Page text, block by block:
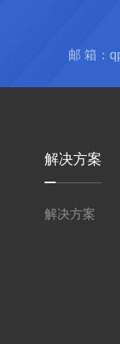
邮 箱：
解决方案
解决方案